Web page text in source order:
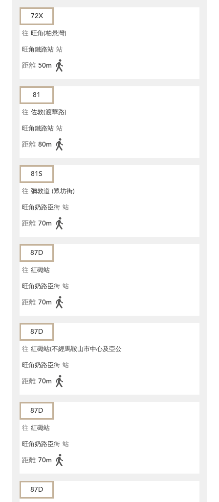
72X
往 旺角(柏景灣)
旺角鐵路站 站
距離 50m
81
往 佐敦(渡華路)
旺角鐵路站 站
距離 80m
81S
往 彌敦道 (眾坊街)
旺角奶路臣街 站
距離 70m
87D
往 紅磡站
旺角奶路臣街 站
距離 70m
87D
往 紅磡站(不經馬鞍山市中心及亞公
角街)
旺角奶路臣街 站
距離 70m
87D
往 紅磡站
旺角奶路臣街 站
距離 70m
87D